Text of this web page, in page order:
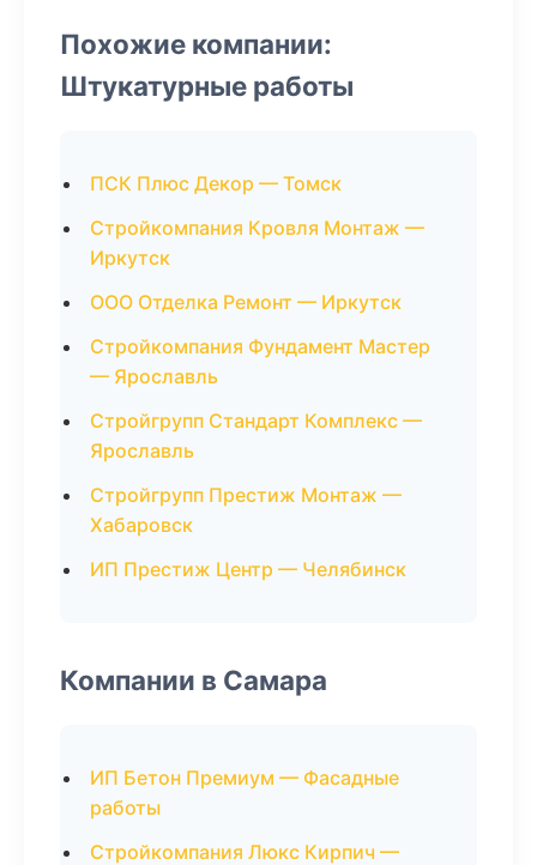
Похожие компании:
Штукатурные работы
ПСК Плюс Декор — Томск
Стройкомпания Кровля Монтаж —
Иркутск
ООО Отделка Ремонт — Иркутск
Стройкомпания Фундамент Мастер
— Ярославль
Стройгрупп Стандарт Комплекс —
Ярославль
Стройгрупп Престиж Монтаж —
Хабаровск
ИП Престиж Центр — Челябинск
Компании в Самара
ИП Бетон Премиум — Фасадные
работы
Стройкомпания Люкс Кирпич —